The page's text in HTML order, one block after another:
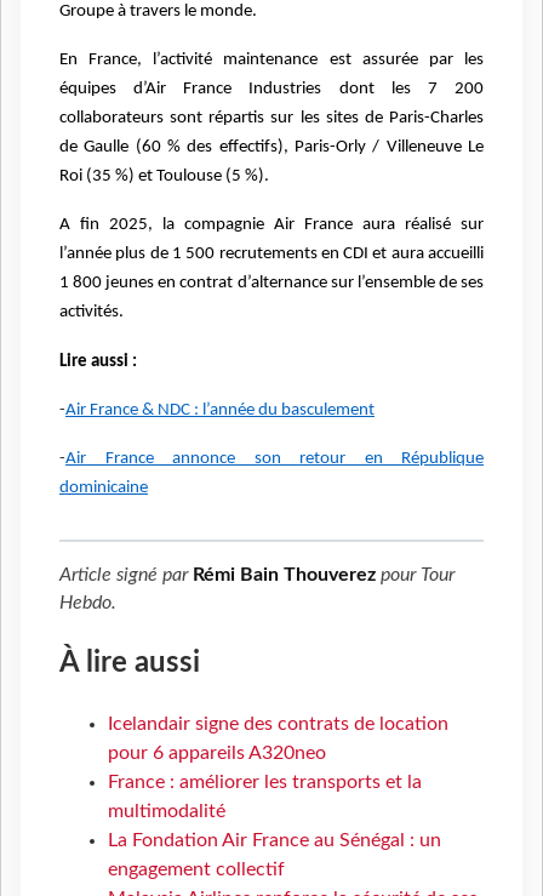
Groupe à travers le monde.
En France, l’activité maintenance est assurée par les
équipes d’Air France Industries dont les 7 200
collaborateurs sont répartis sur les sites de Paris-Charles
de Gaulle (60 % des effectifs), Paris-Orly / Villeneuve Le
Roi (35 %) et Toulouse (5 %).
A fin 2025, la compagnie Air France aura réalisé sur
l’année plus de 1 500 recrutements en CDI et aura accueilli
1 800 jeunes en contrat d’alternance sur l’ensemble de ses
activités.
Lire aussi :
-Air France & NDC : l’année du basculement
-Air France annonce son retour en République
dominicaine
Article signé par Rémi Bain Thouverez pour Tour
Hebdo.
À lire aussi
Icelandair signe des contrats de location
pour 6 appareils A320neo
France : améliorer les transports et la
multimodalité
La Fondation Air France au Sénégal : un
engagement collectif